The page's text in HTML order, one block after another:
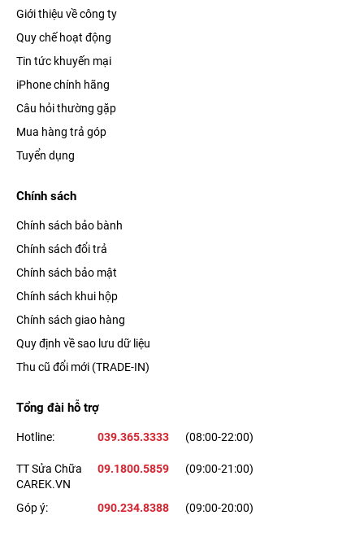
Pin trâu dùng lâu cho cả ngày dài
iPhone 14 Pro Max sở hữu viên pin có dung lượng 4323 mAh,
mang đến cho bạn thời lượng phát video liên tục lên đến 29
tiếng, giúp bạn có thể an tâm sử dụng cả ngày mà không quá
lo lắng đến vấn đề hết pin giữa chừng. Ngoài ra, công nghệ sạc
không dây đã được nâng cấp để rút ngắn thời gian chờ đợi khi
kết hợp cùng bộ sạc MagSafe.
Giới thiệu về công ty
Quy chế hoạt động
Tin tức khuyến mại
iPhone chính hãng
Câu hỏi thường gặp
Mua hàng trả góp
Tuyển dụng
Chính sách
Chính sách bảo bành
Chính sách đổi trả
Chính sách bảo mật
Chính sách khui hộp
Chính sách giao hàng
Quy định về sao lưu dữ liệu
Thu cũ đổi mới (TRADE-IN)
Tổng đài hỗ trợ
Hotline: 039.365.3333 (08:00-22:00)
TT Sửa Chữa
CAREK.VN
09.1800.5859 (09:00-21:00)
Góp ý: 090.234.8388 (09:00-20:00)